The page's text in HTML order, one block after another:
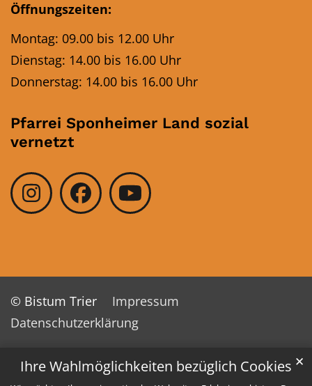
Ihre Wahlmöglichkeiten bezüglich Cookies ✕
Öffnungszeiten:
Montag: 09.00 bis 12.00 Uhr
Dienstag: 14.00 bis 16.00 Uhr
Donnerstag: 14.00 bis 16.00 Uhr
Pfarrei Sponheimer Land sozial
vernetzt
© Bistum Trier
Impressum
Datenschutzerklärung